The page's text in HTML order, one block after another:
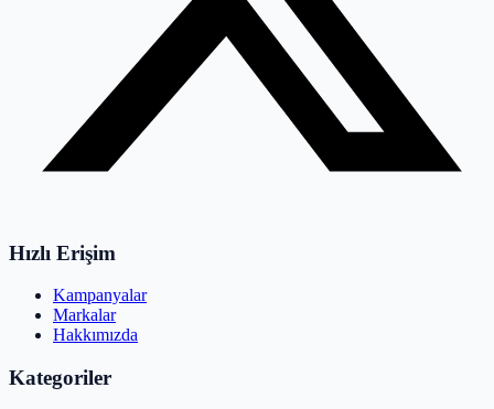
Hızlı Erişim
Kampanyalar
Markalar
Hakkımızda
Kategoriler